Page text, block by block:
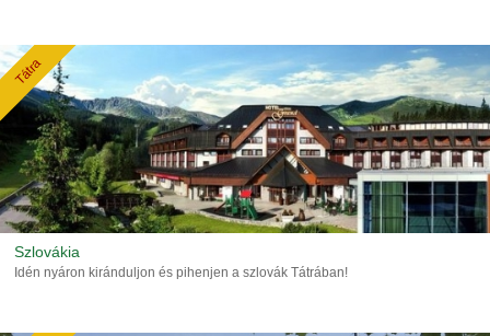
Tátra
Szlovákia
Idén nyáron kiránduljon és pihenjen a szlovák Tátrában!